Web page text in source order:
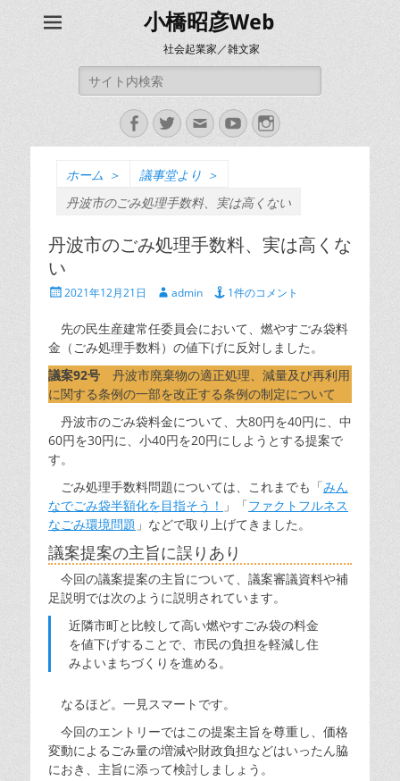
小橋昭彦Web
社会起業家／雑文家
索:
Facebook
Twitter
メ
ー
YouTubeInstagram
ホーム ＞ 議事堂より ＞
丹波市のごみ処理手数料、実は高くない
丹波市のごみ処理手数料、実は高くな
い
投 2021年12月21日
投
者
admin 1件のコメント
先の民生産建常任委員会において、燃やすごみ袋料
金（ごみ処理手数料）の値下げに反対しました。
議案92号 丹波市廃棄物の適正処理、減量及び再利用
に関する条例の一部を改正する条例の制定について
丹波市のごみ袋料金について、大80円を40円に、中
60円を30円に、小40円を20円にしようとする提案で
す。
ごみ処理手数料問題については、これまでも「みん
なでごみ袋半額化を目指そう！ 」「ファクトフルネス
なごみ環境問題 」などで取り上げてきました。
議案提案の主旨に誤りあり
今回の議案提案の主旨について、議案審議資料や補
足説明では次のように説明されています。
近隣市町と比較して高い燃やすごみ袋の料金
を値下げすることで、市民の負担を軽減し住
みよいまちづくりを進める。
なるほど。一見スマートです。
今回のエントリーではこの提案主旨を尊重し、価格
変動によるごみ量の増減や財政負担などはいったん脇
におき、主旨に添って検討しましょう。